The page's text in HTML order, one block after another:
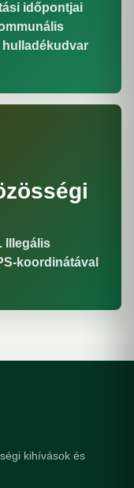
időpontjai
hulladékudvar
Illegális
koordinátával
kihívások és